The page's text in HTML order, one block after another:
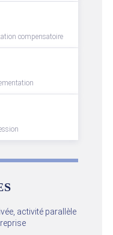
compensatoire
activité parallèle